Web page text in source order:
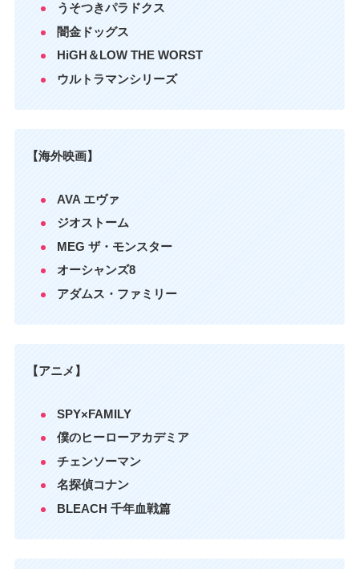
うそつきパラドクス
闇金ドッグス
HiGH＆LOW THE WORST
ウルトラマンシリーズ
【海外映画】
AVA エヴァ
ジオストーム
MEG ザ・モンスター
オーシャンズ8
アダムス・ファミリー
【アニメ】
SPY×FAMILY
僕のヒーローアカデミア
チェンソーマン
名探偵コナン
BLEACH 千年血戦篇